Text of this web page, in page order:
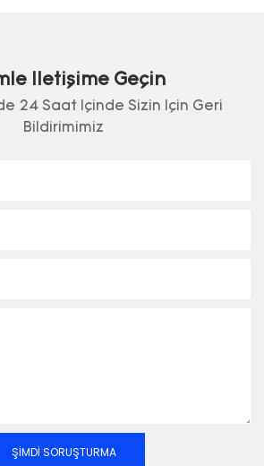
Iletişime Geçin
24 Saat Içinde Sizin Için Geri
Bildirimimiz
ŞIMDI SORUŞTURMA